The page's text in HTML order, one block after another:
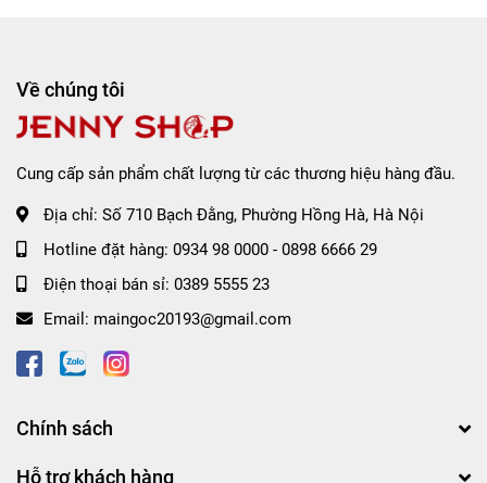
Về chúng tôi
Cung cấp sản phẩm chất lượng từ các thương hiệu hàng đầu.
Địa chỉ: Số 710 Bạch Đằng, Phường Hồng Hà, Hà Nội
Hotline đặt hàng: 0934 98 0000 - 0898 6666 29
Điện thoại bán sỉ: 0389 5555 23
Email: maingoc20193@gmail.com
Chính sách
Hỗ trợ khách hàng